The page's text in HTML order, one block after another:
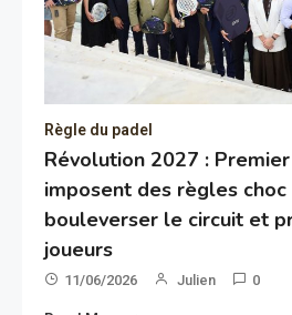
Règle du padel
Révolution 2027 :
imposent des règles
bouleverser le circuit et
joueurs
11/06/2026 Julien 0